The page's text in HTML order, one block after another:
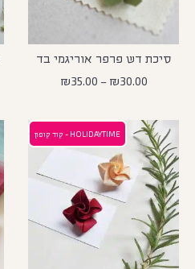
סיכת דש פרפר אוריגמי בד
₪30.00
–
₪35.00
HOLIDAYTIME - קוד קופון